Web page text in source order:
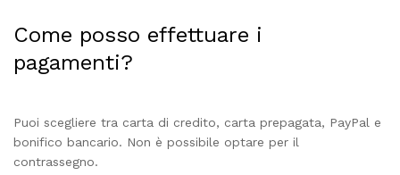
Come posso effettuare i
pagamenti?
Puoi scegliere tra carta di credito, carta prepagata, PayPal e
bonifico bancario. Non è possibile optare per il
contrassegno.